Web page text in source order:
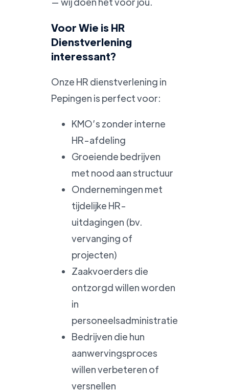
Voor Wie is HR
Dienstverlening
interessant?
Onze HR dienstverlening in
Pepingen is perfect voor:
KMO’s zonder interne
HR-afdeling
Groeiende bedrijven
met nood aan structuur
Ondernemingen met
tijdelijke HR-
uitdagingen (bv.
vervanging of
projecten)
Zaakvoerders die
ontzorgd willen worden
in
personeelsadministratie
Bedrijven die hun
aanwervingsproces
willen verbeteren of
versnellen